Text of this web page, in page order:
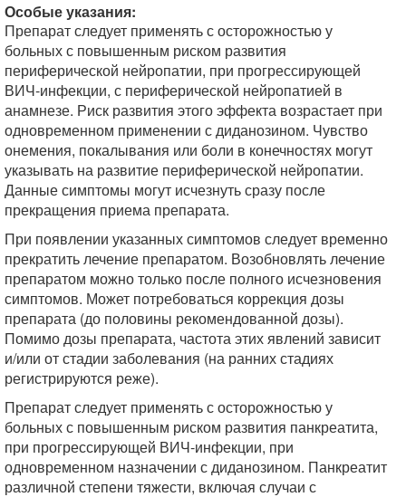
Особые указания:
Препарат следует применять с осторожностью у
больных с повышенным риском развития
периферической нейропатии, при прогрессирующей
ВИЧ-инфекции, с периферической нейропатией в
анамнезе. Риск развития этого эффекта возрастает при
одновременном применении с диданозином. Чувство
онемения, покалывания или боли в конечностях могут
указывать на развитие периферической нейропатии.
Данные симптомы могут исчезнуть сразу после
прекращения приема препарата.
При появлении указанных симптомов следует временно
прекратить лечение препаратом. Возобновлять лечение
препаратом можно только после полного исчезновения
симптомов. Может потребоваться коррекция дозы
препарата (до половины рекомендованной дозы).
Помимо дозы препарата, частота этих явлений зависит
и/или от стадии заболевания (на ранних стадиях
регистрируются реже).
Препарат следует применять с осторожностью у
больных с повышенным риском развития панкреатита,
при прогрессирующей ВИЧ-инфекции, при
одновременном назначении с диданозином. Панкреатит
различной степени тяжести, включая случаи с